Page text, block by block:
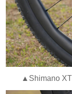
▲Shimano